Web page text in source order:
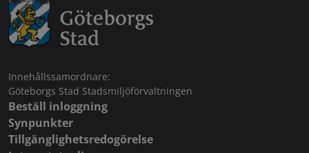
Innehållssamordnare:
Göteborgs Stad Stadsmiljöförvaltningen
Beställ inloggning
Synpunkter
Tillgänglighetsredogörelse